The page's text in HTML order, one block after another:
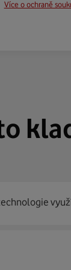
Více o ochraně
domácností